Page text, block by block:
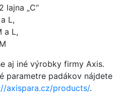
lajna „C“
L,
a L,
aj iné výrobky firmy Axis.
parametre padákov nájdete
axispara.cz/products/.